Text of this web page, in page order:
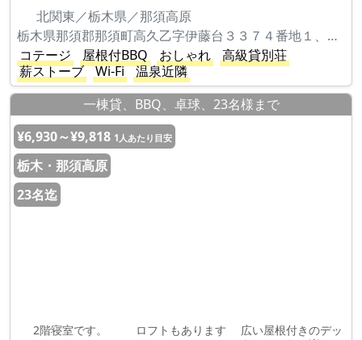
北関東／栃木県／那須高原
栃木県那須郡那須町高久乙字伊藤台３３７４番地１、３３７４番地６６６
コテージ
屋根付BBQ おしゃれ
高級貸別荘
薪ストーブ
Wi-Fi
温泉近隣
一棟貸、BBQ、卓球、23名様まで
¥6,930～¥9,818 1人あたり目安
栃木・那須高原
23名迄
2階寝室です。 ロフトもあります
広い屋根付きのデッ